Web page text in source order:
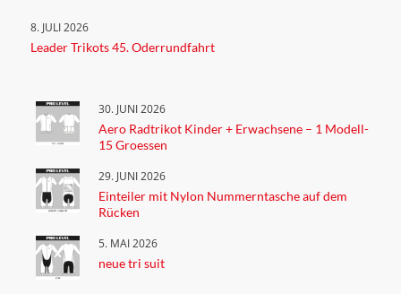
8. JULI 2026
Leader Trikots 45. Oderrundfahrt
30. JUNI 2026
Aero Radtrikot Kinder + Erwachsene – 1 Modell-
15 Groessen
29. JUNI 2026
Einteiler mit Nylon Nummerntasche auf dem
Rücken
5. MAI 2026
neue tri suit